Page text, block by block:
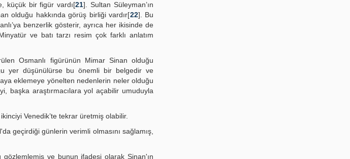
küçük bir figür vardı[21]. Sultan Süleyman’ın
olduğu hakkında görüş birliği vardır[22]. Bu
benzerlik gösterir, ayrıca her ikisinde de
ve batı tarzı resim çok farklı anlatım
Osmanlı figürünün Mimar Sinan olduğu
yer düşünülürse bu önemli bir belgedir ve
eklemeye yönelten nedenlerin neler olduğu
başka araştırmacılara yol açabilir umuduyla
Venedik’te tekrar üretmiş olabilir.
geçirdiği günlerin verimli olmasını sağlamış,
ve bunun ifadesi olarak Sinan'ın